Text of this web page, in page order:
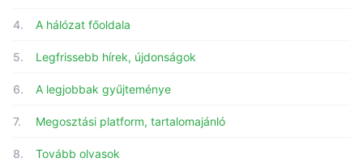
4. A hálózat főoldala
5. Legfrissebb hírek, újdonságok
6. A legjobbak gyűjteménye
7. Megosztási platform, tartalomajánló
8. Tovább olvasok